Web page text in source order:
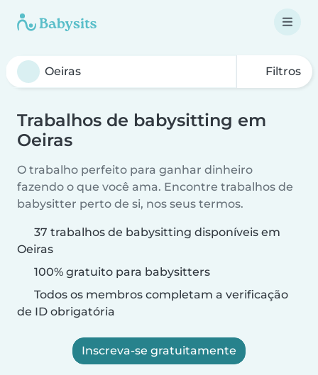
Filtros
Trabalhos de babysitting em
Oeiras
O trabalho perfeito para ganhar dinheiro
fazendo o que você ama. Encontre trabalhos de
babysitter perto de si, nos seus termos.
37 trabalhos de babysitting disponíveis em
Oeiras
100% gratuito para babysitters
Todos os membros completam a verificação
de ID obrigatória
Inscreva-se gratuitamente